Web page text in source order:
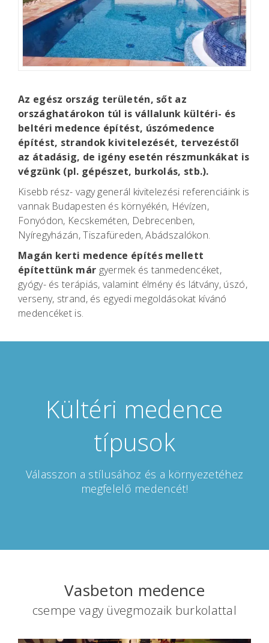
Az egész ország területén, sőt az
országhatárokon túl is vállalunk kültéri- és
beltéri medence építést, úszómedence
építést, strandok kivitelezését, tervezéstől
az átadásig, de igény esetén részmunkákat is
végzünk (pl. gépészet, burkolás, stb.).
Kisebb rész- vagy generál kivitelezési referenciáink is
vannak Budapesten és környékén, Hévízen,
Fonyódon, Kecskeméten, Debrecenben,
Nyíregyházán, Tiszafüreden, Abádszalókon.
Magán kerti medence építés mellett
építettünk már gyermek és tanmedencéket,
gyógy- és terápiás, valamint élmény és látvány, úszó,
verseny, strand, és egyedi megoldásokat kívánó
medencéket is.
Kültéri medence
típusok
Válasszon a stílusához és a környezetéhez
megfelelő medencét!
Vasbeton medence
csempe vagy üvegmozaik burkolattal